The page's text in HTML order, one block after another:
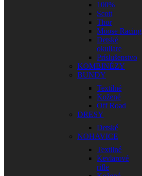
100%
Scott
Thor
Moose Racing
Detské
okuliare
Príslušenstvo
KOMBINÉZY
BUNDY
Textilné
Kožené
Off Road
DRESY
Detské
NOHAVICE
Textilné
Kevlarové
rifle